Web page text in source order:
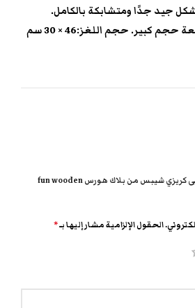
جيد جدًا ومتشابكة بالكامل.
ملونة ودائمة. 110 قطعة حجم كبير. حجم اللغز:46 × 30 سم
كن أول من يقيم “بازل خشبى كريزي شيبس من بلاك هورس fun wooden
الحقول الإلزامية مشار إليها بـ*